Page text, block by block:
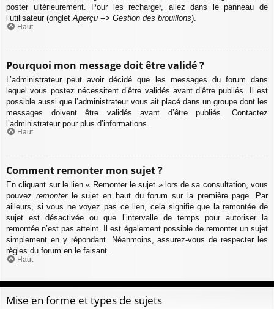
poster ultérieurement. Pour les recharger, allez dans le panneau de
l’utilisateur (ongletAperçu --> Gestion des brouillons).
Haut
Pourquoi mon message doit être validé ?
L’administrateur peut avoir décidé que les messages du forum dans
lequel vous postez nécessitent d’être validés avant d’être publiés. Il est
possible aussi que l’administrateur vous ait placé dans un groupe dont les
messages doivent être validés avant d’être publiés. Contactez
l’administrateur pour plus d’informations.
Haut
Comment remonter mon sujet ?
En cliquant sur le lien « Remonter le sujet » lors de sa consultation, vous
pouvez remonterle sujet en haut du forum sur la première page. Par
ailleurs, si vous ne voyez pas ce lien, cela signifie que la remontée de
sujet est désactivée ou que l’intervalle de temps pour autoriser la
remontée n’est pas atteint. Il est également possible de remonter un sujet
simplement en y répondant. Néanmoins, assurez-vous de respecter les
règles du forum en le faisant.
Haut
Mise en forme et types de sujets